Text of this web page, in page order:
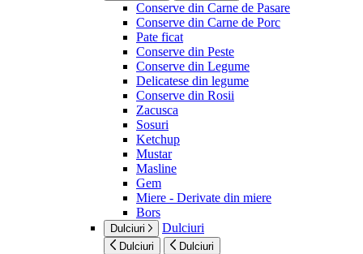
Conserve din Carne de Pasare
Conserve din Carne de Porc
Pate ficat
Conserve din Peste
Conserve din Legume
Delicatese din legume
Conserve din Rosii
Zacusca
Sosuri
Ketchup
Mustar
Masline
Gem
Miere - Derivate din miere
Bors
Dulciuri Dulciuri
Dulciuri Dulciuri